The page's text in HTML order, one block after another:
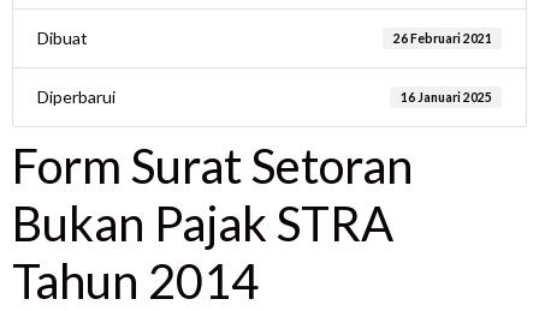
Dibuat 26 Februari 2021
Diperbarui 16 Januari 2025
Form Surat Setoran
Bukan Pajak STRA
Tahun 2014